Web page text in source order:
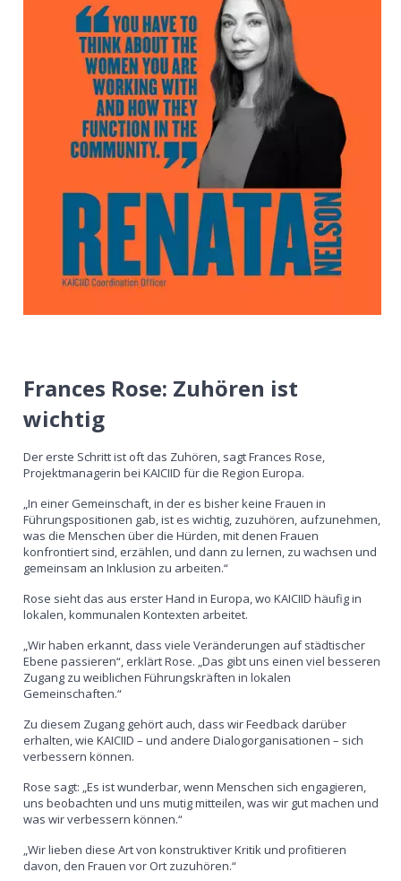
Frances Rose: Zuhören ist
wichtig
Der erste Schritt ist oft das Zuhören, sagt Frances Rose,
Projektmanagerin bei KAICIID für die Region Europa.
„In einer Gemeinschaft, in der es bisher keine Frauen in
Führungspositionen gab, ist es wichtig, zuzuhören, aufzunehmen,
was die Menschen über die Hürden, mit denen Frauen
konfrontiert sind, erzählen, und dann zu lernen, zu wachsen und
gemeinsam an Inklusion zu arbeiten.“
Rose sieht das aus erster Hand in Europa, wo KAICIID häufig in
lokalen, kommunalen Kontexten arbeitet.
„Wir haben erkannt, dass viele Veränderungen auf städtischer
Ebene passieren“, erklärt Rose. „Das gibt uns einen viel besseren
Zugang zu weiblichen Führungskräften in lokalen
Gemeinschaften.“
Zu diesem Zugang gehört auch, dass wir Feedback darüber
erhalten, wie KAICIID – und andere Dialogorganisationen – sich
verbessern können.
Rose sagt: „Es ist wunderbar, wenn Menschen sich engagieren,
uns beobachten und uns mutig mitteilen, was wir gut machen und
was wir verbessern können.“
„Wir lieben diese Art von konstruktiver Kritik und profitieren
davon, den Frauen vor Ort zuzuhören.“